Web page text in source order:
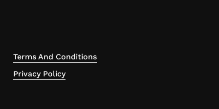
Terms And Conditions
Privacy Policy